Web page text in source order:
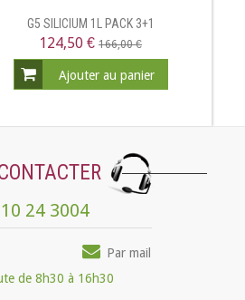
G5 SILICIUM 1L PACK 3+1
124,50 € 166,00 €
Ajouter au panier
24 3004
Par mail
de 8h30 à 16h30